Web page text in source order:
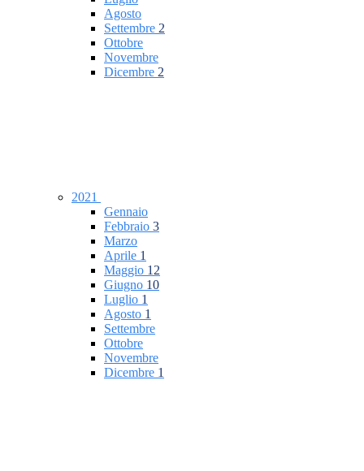
Agosto
Settembre 2
Ottobre
Novembre
Dicembre 2
2021
Gennaio
Febbraio 3
Marzo
Aprile 1
Maggio 12
Giugno 10
Luglio 1
Agosto 1
Settembre
Ottobre
Novembre
Dicembre 1